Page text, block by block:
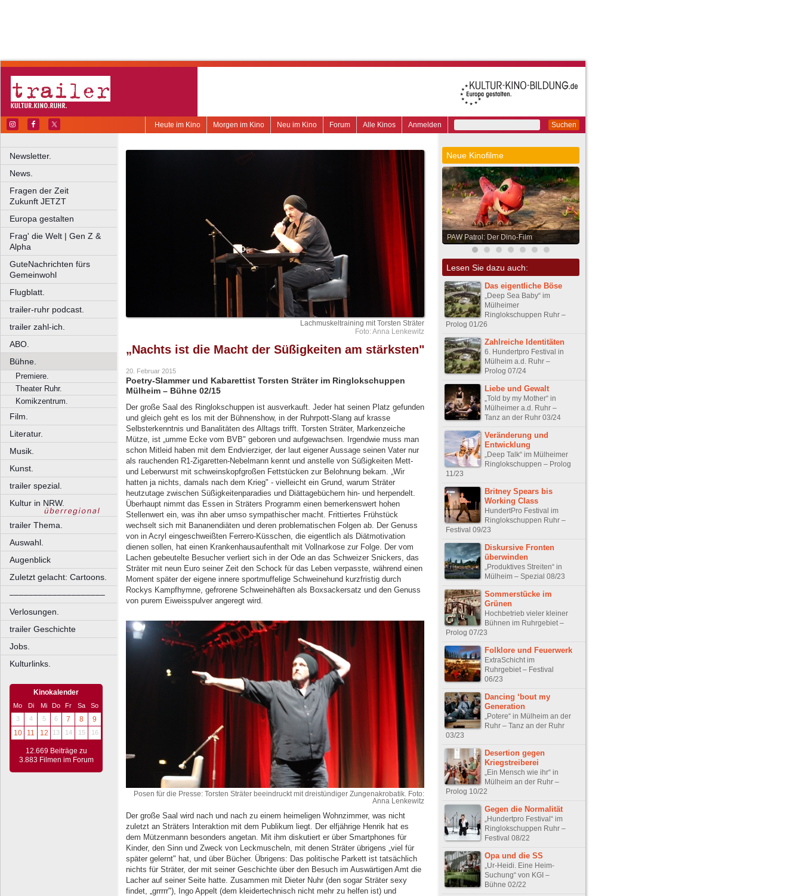
Suchen
Anmelden
Alle Kinos
Forum
Neu im Kino
Morgen im Kino
Heute im Kino
Newsletter.
News.
Fragen der Zeit
Zukunft JETZT
Europa gestalten
Frag' die Welt | Gen Z &
Alpha
GuteNachrichten fürs
Gemeinwohl
Flugblatt.
trailer-ruhr podcast.
trailer zahl-ich.
ABO.
Bühne.
Premiere.
Theater Ruhr.
Komikzentrum.
Film.
Literatur.
Musik.
Kunst.
trailer spezial.
Kultur in NRW.
trailer Thema.
Auswahl.
Augenblick
Zuletzt gelacht: Cartoons.
––––––––––––––––––––
Verlosungen.
trailer Geschichte
Jobs.
Kulturlinks.
Kinokalender
Mo Di Mi Do Fr Sa
So
3
4 5 6 7 8
9
10
11 12 13 14 15 16
12.669 Beiträge zu
3.883 Filmen im Forum
Lachmuskeltraining mit Torsten Sträter
Foto: Anna Lenkewitz
„Nachts ist die Macht der Süßigkeiten am stärksten"
20. Februar 2015
Poetry-Slammer und Kabarettist Torsten Sträter im Ringlokschuppen
Mülheim – Bühne 02/15
Der große Saal des Ringlokschuppen ist ausverkauft. Jeder hat seinen Platz gefunden
und gleich geht es los mit der Bühnenshow, in der Ruhrpott-Slang auf krasse
Selbsterkenntnis und Banalitäten des Alltags trifft. Torsten Sträter, Markenzeiche
Mütze, ist „umme Ecke vom BVB" geboren und aufgewachsen. Irgendwie muss man
schon Mitleid haben mit dem Endvierziger, der laut eigener Aussage seinen Vater nur
als rauchenden R1-Zigaretten-Nebelmann kennt und anstelle von Süßigkeiten Mett-
und Leberwurst mit schweinskopfgroßen Fettstücken zur Belohnung bekam. „Wir
hatten ja nichts, damals nach dem Krieg" - vielleicht ein Grund, warum Sträter
heutzutage zwischen Süßigkeitenparadies und Diättagebüchern hin- und herpendelt.
Überhaupt nimmt das Essen in Sträters Programm einen bemerkenswert hohen
Stellenwert ein, was ihn aber umso sympathischer macht. Frittiertes Frühstück
wechselt sich mit Bananendiäten und deren problematischen Folgen ab. Der Genuss
von in Acryl eingeschweißten Ferrero-Küsschen, die eigentlich als Diätmotivation
dienen sollen, hat einen Krankenhausaufenthalt mit Vollnarkose zur Folge. Der vom
Lachen gebeutelte Besucher verliert sich in der Ode an das Schweizer Snickers, das
Sträter mit neun Euro seiner Zeit den Schock für das Leben verpasste, während einen
Moment später der eigene innere sportmuffelige Schweinehund kurzfristig durch
Rockys Kampfhymne, gefrorene Schweinehäften als Boxsackersatz und den Genuss
von purem Eiweisspulver angeregt wird.
Posen für die Presse: Torsten Sträter beeindruckt mit dreistündiger Zungenakrobatik. Foto:
Anna Lenkewitz
Der große Saal wird nach und nach zu einem heimeligen Wohnzimmer, was nicht
zuletzt an Sträters Interaktion mit dem Publikum liegt. Der elfjährige Henrik hat es
dem Mützenmann besonders angetan. Mit ihm diskutiert er über Smartphones für
Kinder, den Sinn und Zweck von Leckmuscheln, mit denen Sträter übrigens „viel für
später gelernt" hat, und über Bücher. Übrigens: Das politische Parkett ist tatsächlich
nichts für Sträter, der mit seiner Geschichte über den Besuch im Auswärtigen Amt die
Lacher auf seiner Seite hatte. Zusammen mit Dieter Nuhr (den sogar Sträter sexy
findet, „grrrrr"), Ingo Appelt (dem kleidertechnisch nicht mehr zu helfen ist) und
Neue Kinofilme
PAW Patrol: Der Dino-Film
Lesen Sie dazu auch:
Das eigentliche Böse
„Deep Sea Baby“ im
Mülheimer
Ringlokschuppen Ruhr –
Prolog 01/26
Zahlreiche Identitäten
6. Hundertpro Festival in
Mülheim a.d. Ruhr –
Prolog 07/24
Liebe und Gewalt
„Told by my Mother“ in
Mülheimer a.d. Ruhr –
Tanz an der Ruhr 03/24
Veränderung und
Entwicklung
„Deep Talk“ im Mülheimer
Ringlokschuppen – Prolog
11/23
Britney Spears bis
Working Class
HundertPro Festival im
Ringlokschuppen Ruhr –
Festival 09/23
Diskursive Fronten
überwinden
„Produktives Streiten“ in
Mülheim – Spezial 08/23
Sommerstücke im
Grünen
Hochbetrieb vieler kleiner
Bühnen im Ruhrgebiet –
Prolog 07/23
Folklore und Feuerwerk
ExtraSchicht im
Ruhrgebiet – Festival
06/23
Dancing ‘bout my
Generation
„Potere“ in Mülheim an der
Ruhr – Tanz an der Ruhr
03/23
Desertion gegen
Kriegstreiberei
„Ein Mensch wie ihr“ in
Mülheim an der Ruhr –
Prolog 10/22
Gegen die Normalität
„Hundertpro Festival“ im
Ringlokschuppen Ruhr –
Festival 08/22
Opa und die SS
„Ur-Heidi. Eine Heim-
Suchung“ von KGI –
Bühne 02/22